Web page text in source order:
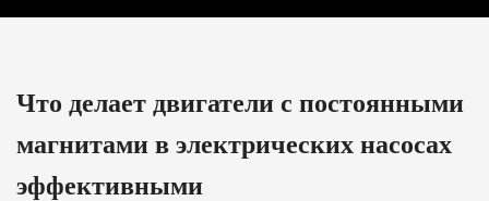
Что делает двигатели с постоянными
магнитами в электрических насосах
эффективными